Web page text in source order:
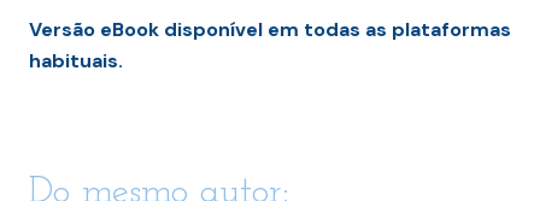
Versão eBook disponível em todas as plataformas
habituais.
Do mesmo autor: